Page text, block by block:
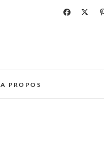
A PROPOS